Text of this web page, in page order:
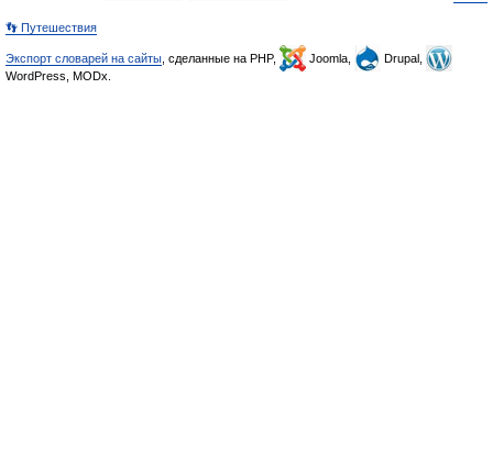
👣 Путешествия
Экспорт словарей на сайты , сделанные на PHP, Joomla,
Drupal,
WordPress, MODx.